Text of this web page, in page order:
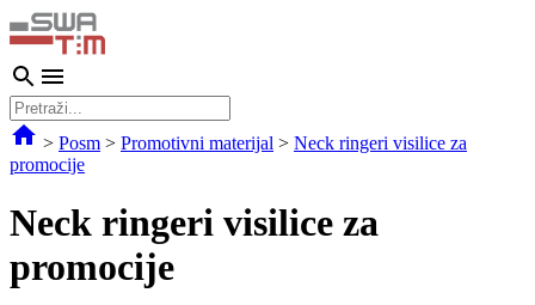
> Posm > Promotivni materijal > Neck ringeri visilice za
promocije
Neck ringeri visilice za
promocije